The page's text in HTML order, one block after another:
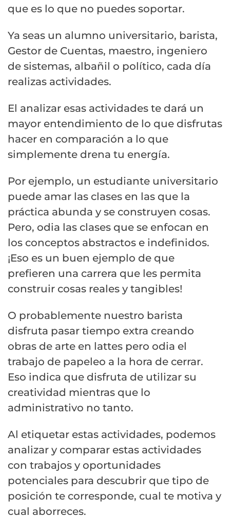
que es lo que no puedes soportar.
Ya seas un alumno universitario, barista,
Gestor de Cuentas, maestro, ingeniero
de sistemas, albañil o político, cada día
realizas actividades.
El analizar esas actividades te dará un
mayor entendimiento de lo que disfrutas
hacer en comparación a lo que
simplemente drena tu energía.
Por ejemplo, un estudiante universitario
puede amar las clases en las que la
práctica abunda y se construyen cosas.
Pero, odia las clases que se enfocan en
los conceptos abstractos e indefinidos.
¡Eso es un buen ejemplo de que
prefieren una carrera que les permita
construir cosas reales y tangibles!
O probablemente nuestro barista
disfruta pasar tiempo extra creando
obras de arte en lattes pero odia el
trabajo de papeleo a la hora de cerrar.
Eso indica que disfruta de utilizar su
creatividad mientras que lo
administrativo no tanto.
Al etiquetar estas actividades, podemos
analizar y comparar estas actividades
con trabajos y oportunidades
potenciales para descubrir que tipo de
posición te corresponde, cual te motiva y
cual aborreces.